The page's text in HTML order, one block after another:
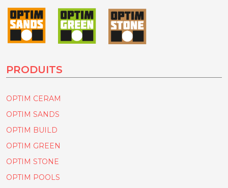
PRODUITS
OPTIM CERAM
OPTIM SANDS
OPTIM BUILD
OPTIM GREEN
OPTIM STONE
OPTIM POOLS